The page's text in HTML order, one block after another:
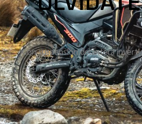
Con suspensión delantera